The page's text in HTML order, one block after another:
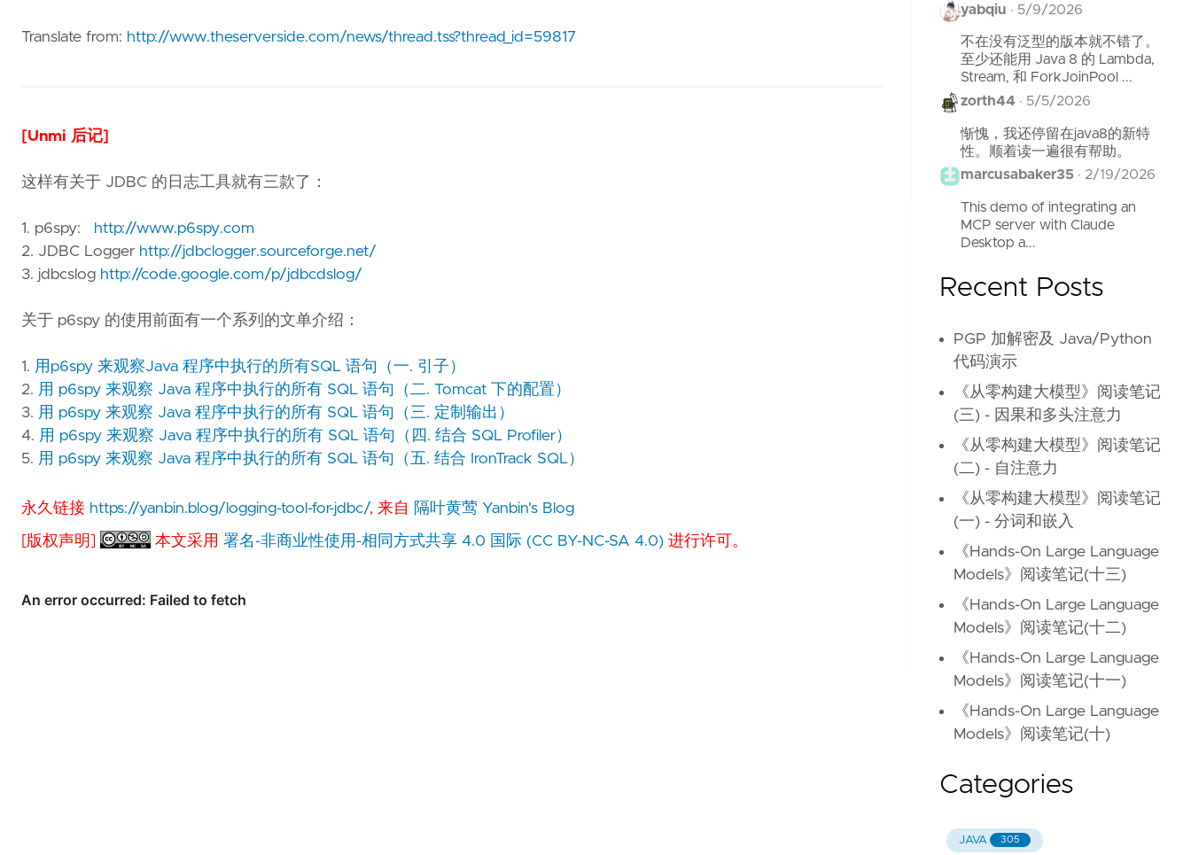
Translate from: http://www.theserverside.com/news/thread.tss?thread_id=59817
[Unmi 后记]
这样有关于 JDBC 的日志工具就有三款了：
1. p6spy:
http://www.p6spy.com
2. JDBC Logger http://jdbclogger.sourceforge.net/
3. jdbcslog http://code.google.com/p/jdbcdslog/
关于 p6spy 的使用前面有一个系列的文单介绍：
1. 用p6spy 来观察Java 程序中执行的所有SQL 语句（一. 引子）
2. 用 p6spy 来观察 Java 程序中执行的所有 SQL 语句（二. Tomcat 下的配置）
3. 用 p6spy 来观察 Java 程序中执行的所有 SQL 语句（三. 定制输出）
4. 用 p6spy 来观察 Java 程序中执行的所有 SQL 语句（四. 结合 SQL Profiler）
5. 用 p6spy 来观察 Java 程序中执行的所有 SQL 语句（五. 结合 IronTrack SQL）
永久链接 https://yanbin.blog/logging-tool-for-jdbc/, 来自 隔叶黄莺 Yanbin's Blog
[版权声明] 本文采用署名-非商业性使用-相同方式共享 4.0 国际 (CC BY-NC-SA 4.0) 进行许可。
yabqiu · 5/9/2026
不在没有泛型的版本就不错了。
至少还能用 Java 8 的 Lambda,
Stream, 和 ForkJoinPool ...
zorth44 · 5/5/2026
惭愧，我还停留在java8的新特
性。顺着读一遍很有帮助。
marcusabaker35 · 2/19/2026
This demo of integrating an
MCP server with Claude
Desktop a...
Recent Posts
PGP 加解密及 Java/Python
代码演示
《从零构建大模型》阅读笔记
(三) - 因果和多头注意力
《从零构建大模型》阅读笔记
(二) - 自注意力
《从零构建大模型》阅读笔记
(一) - 分词和嵌入
《Hands-On Large Language
Models》阅读笔记(十三)
《Hands-On Large Language
Models》阅读笔记(十二)
《Hands-On Large Language
Models》阅读笔记(十一)
《Hands-On Large Language
Models》阅读笔记(十)
Categories
JAVA 305